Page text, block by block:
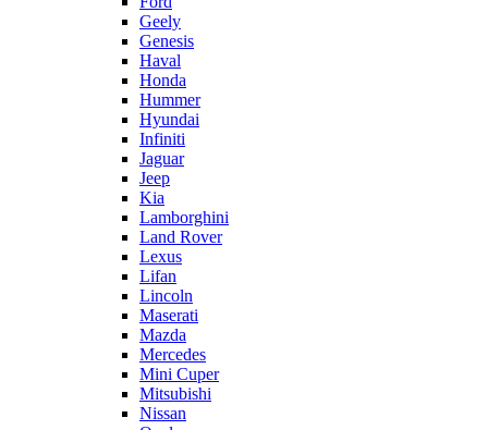
Geely
Genesis
Haval
Honda
Hummer
Hyundai
Infiniti
Jaguar
Jeep
Kia
Lamborghini
Land Rover
Lexus
Lifan
Lincoln
Maserati
Mazda
Mercedes
Mini Cuper
Mitsubishi
Nissan